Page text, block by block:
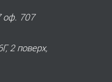
оф. 707
2 поверх,